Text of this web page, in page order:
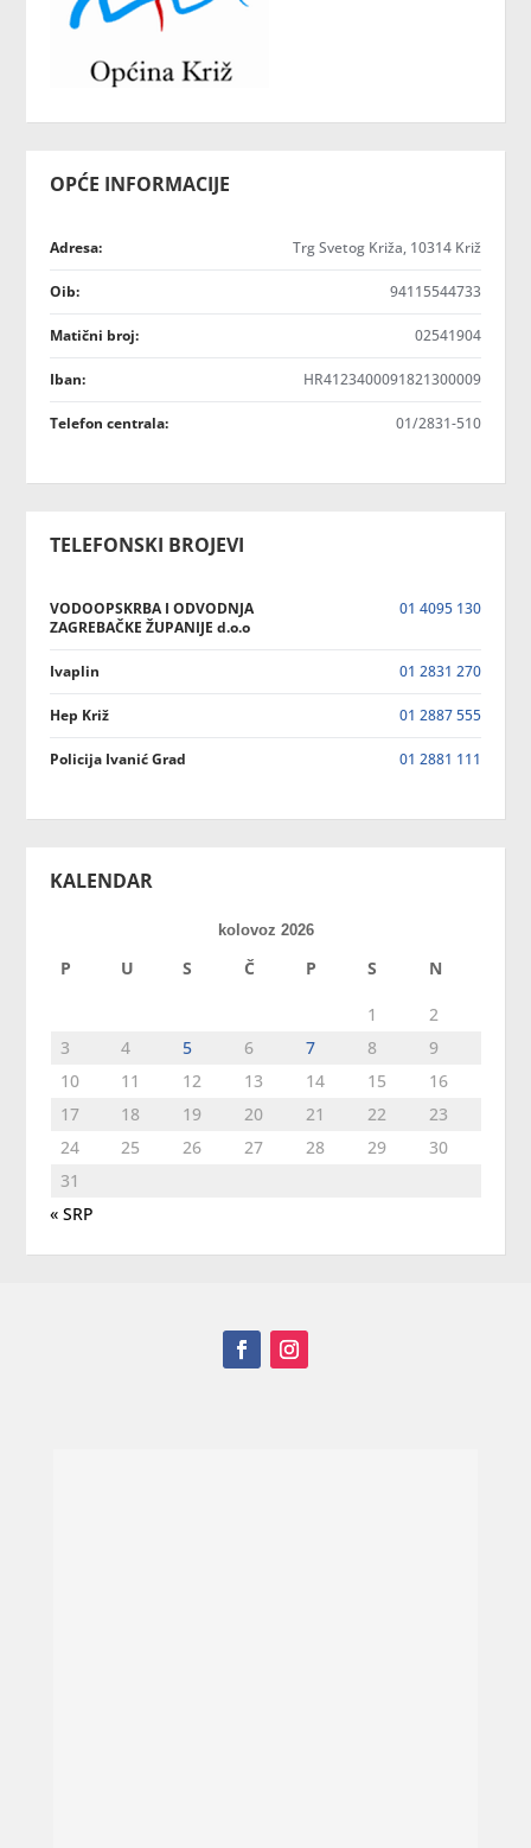
OPĆE INFORMACIJE
Adresa: Trg Svetog Križa, 10314 Križ
Oib: 94115544733
Matični broj: 02541904
Iban: HR4123400091821300009
Telefon centrala: 01/2831-510
TELEFONSKI BROJEVI
VODOOPSKRBA I ODVODNJA
ZAGREBAČKE ŽUPANIJE d.o.o
01 4095 130
Ivaplin 01 2831 270
Hep Križ 01 2887 555
Policija Ivanić Grad 01 2881 111
KALENDAR
kolovoz 2026
P U S Č P S N
1
2
3
4 5 6 7 8
9
10
11 12 13 14 15
16
17
18 19 20 21 22
23
24
25 26 27 28 29
30
31
« SRP